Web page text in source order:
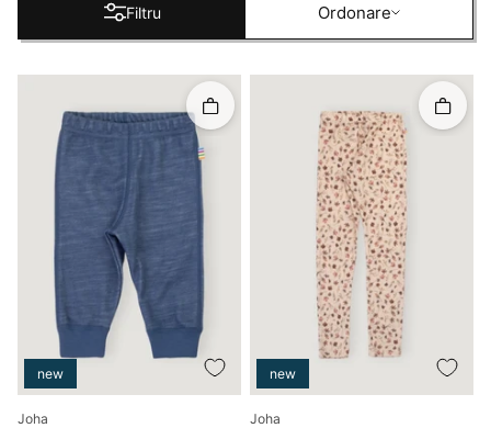
Filtru
Ordonare
new
Rapid în coș
Producător
Joha
new
Rapid
Producător
Joha